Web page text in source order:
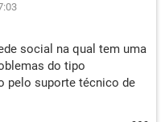
social na qual tem uma
do tipo
pelo suporte técnico de